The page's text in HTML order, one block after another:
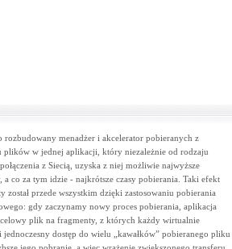
rozbudowany menadżer i akcelerator pobieranych z
plików w jednej aplikacji, który niezależnie od rodzaju
z Siecią, uzyska z niej możliwie najwyższe
a co za tym idzie - najkrótsze czasy pobierania. Taki efekt
został przede wszystkim dzięki zastosowaniu pobierania
gdy zaczynamy nowy proces pobierania, aplikacja
plik na fragmenty, z których każdy wirtualnie
dostęp do wielu „kawałków” pobieranego pliku